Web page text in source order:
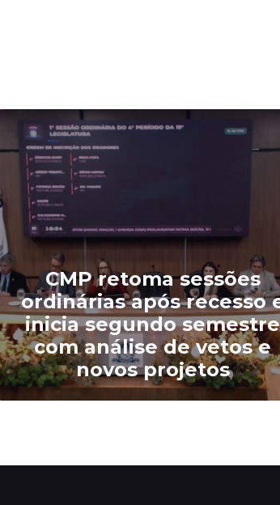
CMP retoma sessões
ordinárias após recesso
inicia segundo semestre
com análise de vetos e
novos projetos